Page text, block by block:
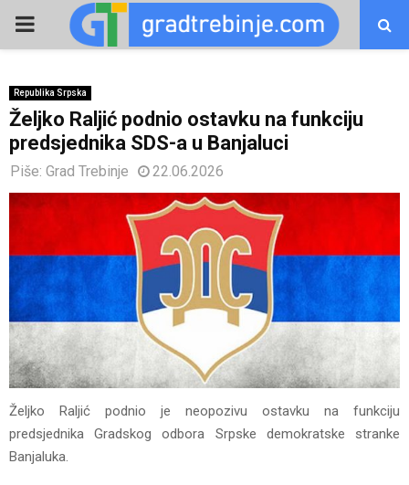
PRIMARY
Republika Srpska
Željko Raljić podnio ostavku na funkciju
predsjednika SDS-a u Banjaluci
Piše: Grad Trebinje 22.06.2026
Željko Raljić podnio je neopozivu ostavku na funkciju
predsjednika Gradskog odbora Srpske demokratske stranke
Banjaluka.